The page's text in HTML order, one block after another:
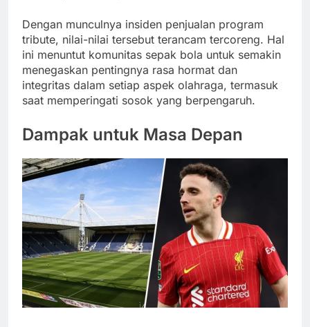
Dengan munculnya insiden penjualan program
tribute, nilai-nilai tersebut terancam tercoreng. Hal
ini menuntut komunitas sepak bola untuk semakin
menegaskan pentingnya rasa hormat dan
integritas dalam setiap aspek olahraga, termasuk
saat memperingati sosok yang berpengaruh.
Dampak untuk Masa Depan